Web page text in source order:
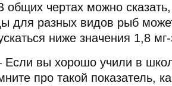
чертах можно
для разных видов рыб
ниже значения 1,8
Если вы хорошо учили в
про такой показатель,